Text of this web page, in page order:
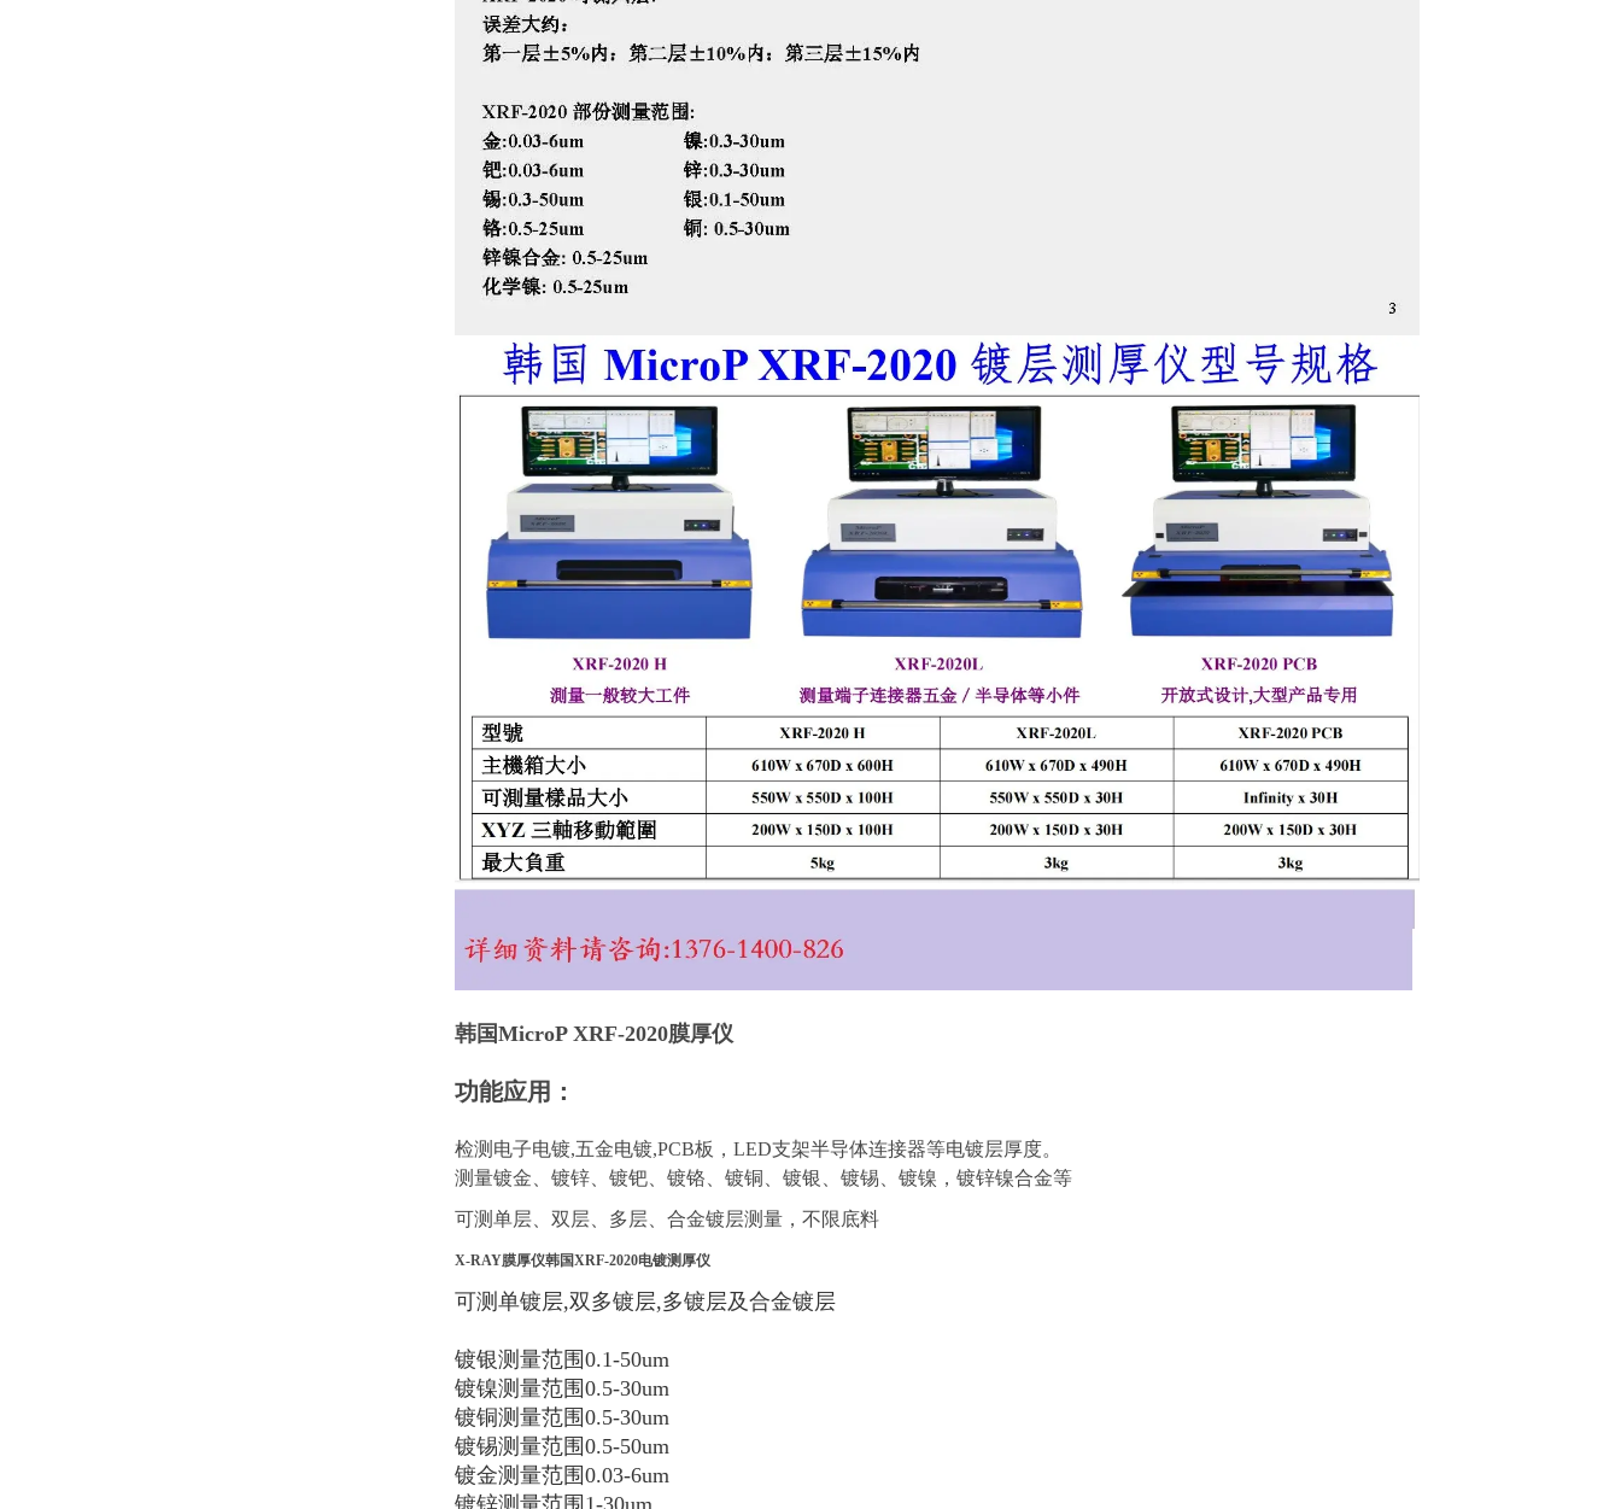
韩国MicroP XRF-2020膜厚仪
功能应用：
检测电子电镀,五金电镀,PCB板，LED支架半导体连接器等电镀层厚度。
测量镀金、镀锌、镀钯、镀铬、镀铜、镀银、镀锡、镀镍，镀锌镍合金等
可测单层、双层、多层、合金镀层测量，不限底料
X-RAY膜厚仪韩国XRF-2020电镀测厚仪
可测单镀层,双多镀层,多镀层及合金镀层
镀银测量范围0.1-50um
镀镍测量范围0.5-30um
镀铜测量范围0.5-30um
镀锡测量范围0.5-50um
镀金测量范围0.03-6um
镀锌测量范围1-30um